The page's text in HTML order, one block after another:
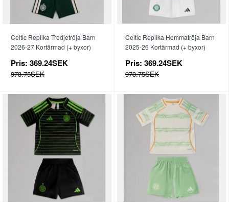
Celtic Replika Tredjetröja Barn
2026-27 Kortärmad (+ byxor)
Pris: 369.24SEK
973.75SEK
Celtic Replika Hemmatröja Barn
2025-26 Kortärmad (+ byxor)
Pris: 369.24SEK
973.75SEK